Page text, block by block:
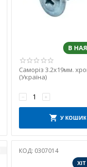
В
Саморіз 3.2х19мм.
(Україна)
+
−
У КОШИК
КОД: 0307014